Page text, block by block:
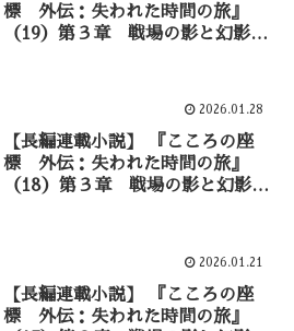
標 外伝：失われた時間の旅』
（19）第３章 戦場の影と幻影の
2026.01.28
【長編連載小説】 『こころの座
標 外伝：失われた時間の旅』
（18）第３章 戦場の影と幻影の
2026.01.21
【長編連載小説】 『こころの座
標 外伝：失われた時間の旅』